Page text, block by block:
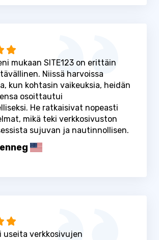
mukaan SITE123 on erittäin
Niissä harvoissa
kun kohtasin vaikeuksia, heidän
osoittautui
He ratkaisivat nopeasti
mikä teki verkkosivuston
sujuvan ja nautinnollisen.
useita verkkosivujen